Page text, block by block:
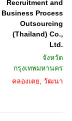
Recruitment and
Business Process
Outsourcing
(Thailand) Co.,
Ltd.
จังหวัด
กรุงเทพมหานคร
คลองเตย, วัฒนา